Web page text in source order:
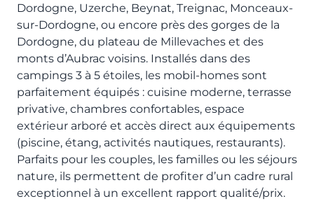
Dordogne, Uzerche, Beynat, Treignac, Monceaux-
sur-Dordogne, ou encore près des gorges de la
Dordogne, du plateau de Millevaches et des
monts d’Aubrac voisins. Installés dans des
campings 3 à 5 étoiles, les mobil-homes sont
parfaitement équipés : cuisine moderne, terrasse
privative, chambres confortables, espace
extérieur arboré et accès direct aux équipements
(piscine, étang, activités nautiques, restaurants).
Parfaits pour les couples, les familles ou les séjours
nature, ils permettent de profiter d’un cadre rural
exceptionnel à un excellent rapport qualité/prix.